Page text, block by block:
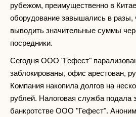
рубежом, преимущественно в
оборудование завышались в разы,
выводить значительные суммы
посредники.
Сегодня ООО "Гефест"
заблокированы, офис арестован,
Компания накопила долгов на
рублей. Налоговая служба подала
банкротстве ООО "Гефест".